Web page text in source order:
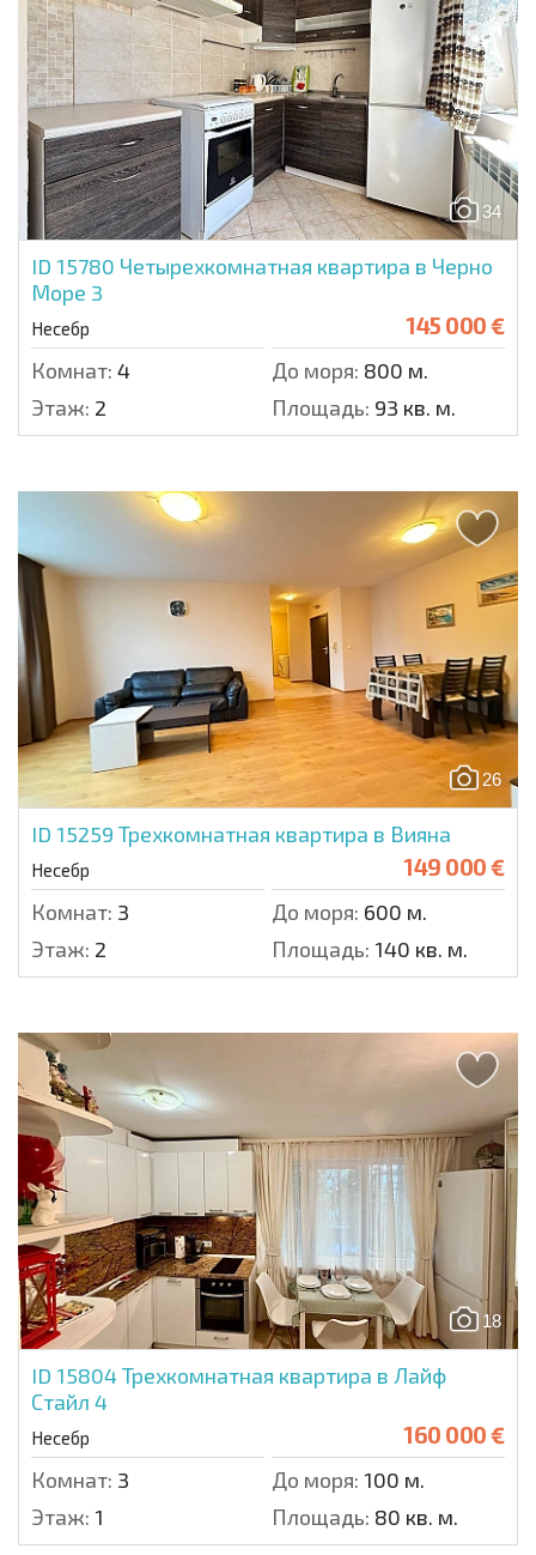
34
ID 15780 Четырехкомнатная квартира в Черно
Море 3
Несебр 145 000 €
Комнат: 4 До моря: 800 м.
Этаж: 2 Площадь: 93 кв. м.
26
ID 15259 Трехкомнатная квартира в Вияна
Несебр 149 000 €
Комнат: 3 До моря: 600 м.
Этаж: 2 Площадь: 140 кв. м.
18
ID 15804Трехкомнатная квартира в Лайф
Стайл 4
Несебр 160 000 €
Комнат: 3 До моря: 100 м.
Этаж: 1 Площадь: 80 кв. м.